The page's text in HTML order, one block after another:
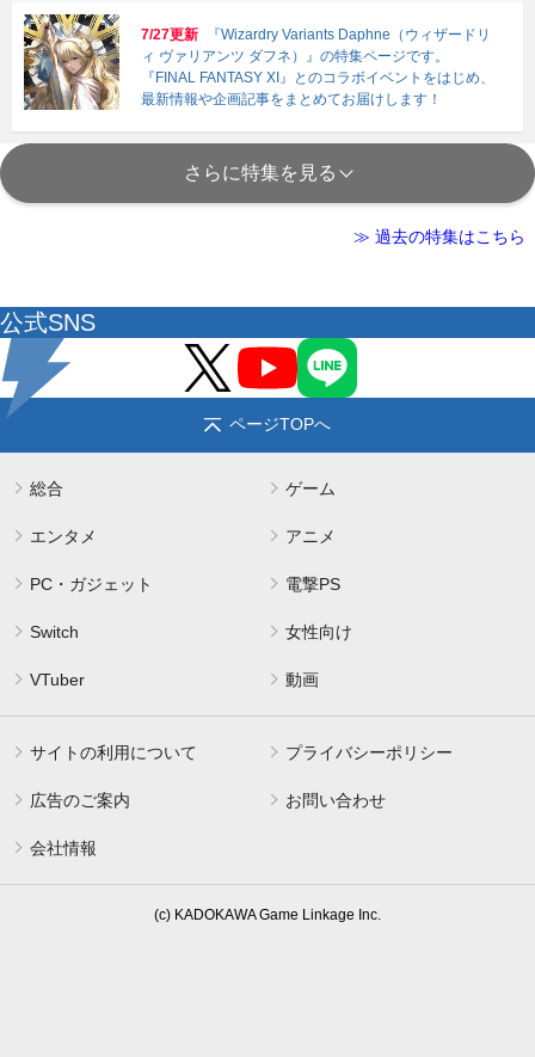
7/27更新
『Wizardry Variants Daphne（ウィザードリ
ィ ヴァリアンツ ダフネ）』の特集ページです。
『FINAL FANTASY XI』とのコラボイベントをはじめ、
最新情報や企画記事をまとめてお届けします！
さらに特集を見る
≫ 過去の特集はこちら
公式SNS
ページTOPへ
総合 ゲーム
エンタメ アニメ
PC・ガジェット 電撃PS
Switch 女性向け
VTuber 動画
サイトの利用について プライバシーポリシー
広告のご案内 お問い合わせ
会社情報
(c) KADOKAWA Game Linkage Inc.